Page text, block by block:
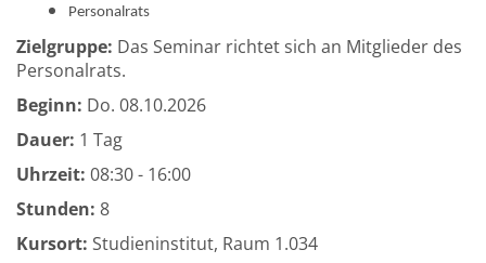
Personalrats
Zielgruppe: Das Seminar richtet sich an Mitglieder des
Personalrats.
Beginn: Do. 08.10.2026
Dauer: 1 Tag
Uhrzeit: 08:30 - 16:00
Stunden: 8
Kursort: Studieninstitut, Raum 1.034